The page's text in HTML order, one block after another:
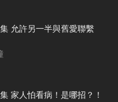
允許另一半與舊愛聯繫
家人怕看病！是哪招？！